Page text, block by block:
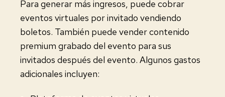
Para generar más ingresos, puede cobrar
eventos virtuales por invitado vendiendo
boletos. También puede vender contenido
premium grabado del evento para sus
invitados después del evento. Algunos gastos
adicionales incluyen: